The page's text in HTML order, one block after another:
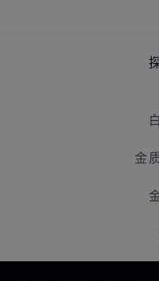
金